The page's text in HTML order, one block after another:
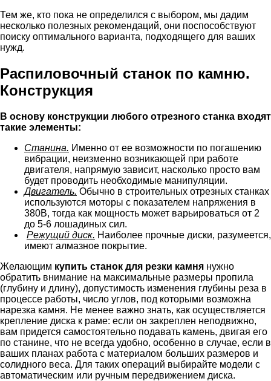
Тем же, кто пока не определился с выбором, мы дадим
несколько полезных рекомендаций, они поспособствуют
поиску оптимального варианта, подходящего для ваших
нужд.
Распиловочный станок по камню.
Конструкция
В основу конструкции любого отрезного станка входят
такие элементы:
Станина. Именно от ее возможности по погашению
вибрации, неизменно возникающей при работе
двигателя, напрямую зависит, насколько просто вам
будет проводить необходимые манипуляции.
Двигатель. Обычно в строительных отрезных станках
используются моторы с показателем напряжения в
380В, тогда как мощность может варьироваться от 2
до 5-6 лошадиных сил.
Режущий диск. Наиболее прочные диски, разумеется,
имеют алмазное покрытие.
Желающим купить станок для резки камня нужно
обратить внимание на максимальные размеры пропила
(глубину и длину), допустимость изменения глубины реза в
процессе работы, число углов, под которыми возможна
нарезка камня. Не менее важно знать, как осуществляется
крепление диска к раме: если он закреплен неподвижно,
вам придется самостоятельно подавать камень, двигая его
по станине, что не всегда удобно, особенно в случае, если в
ваших планах работа с материалом больших размеров и
солидного веса. Для таких операций выбирайте модели с
автоматическим или ручным передвижением диска.